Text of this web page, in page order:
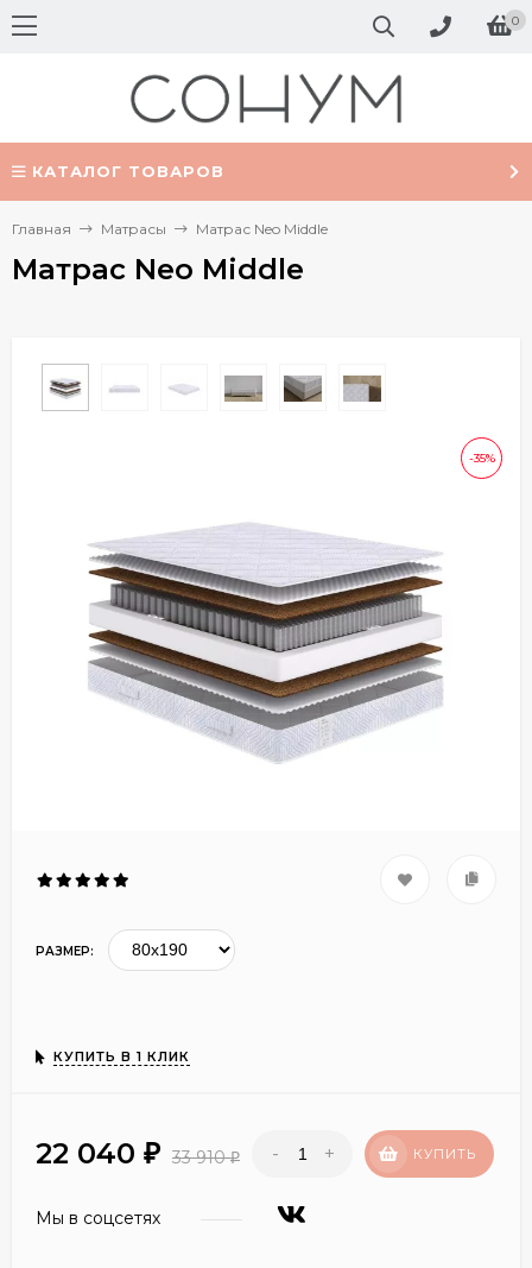
0
КАТАЛОГ ТОВАРОВ
Главная Матрасы Матрас Neo Middle
Матрас Neo Middle
-35%
РАЗМЕР:
КУПИТЬ В 1 КЛИК
22 040 ₽ 33 910₽ - + КУПИТЬ
Мы в соцсетях